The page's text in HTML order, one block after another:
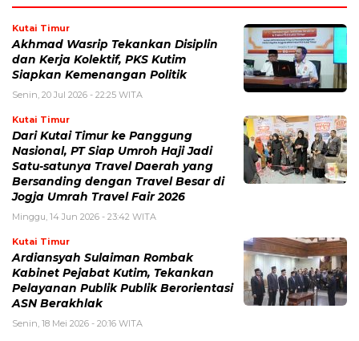
Kutai Timur
Akhmad Wasrip Tekankan Disiplin
dan Kerja Kolektif, PKS Kutim
Siapkan Kemenangan Politik
Senin, 20 Jul 2026 - 22:25 WITA
Kutai Timur
Dari Kutai Timur ke Panggung
Nasional, PT Siap Umroh Haji Jadi
Satu-satunya Travel Daerah yang
Bersanding dengan Travel Besar di
Jogja Umrah Travel Fair 2026
Minggu, 14 Jun 2026 - 23:42 WITA
Kutai Timur
Ardiansyah Sulaiman Rombak
Kabinet Pejabat Kutim, Tekankan
Pelayanan Publik Publik Berorientasi
ASN Berakhlak
Senin, 18 Mei 2026 - 20:16 WITA